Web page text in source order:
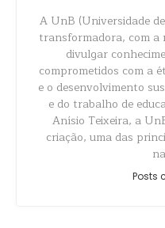
A UnB (Universidade
transformadora, com a
divulgar
comprometidos com a
e o desenvolvimento
e do trabalho de
Anísio Teixeira, a
criação, uma das
Posts